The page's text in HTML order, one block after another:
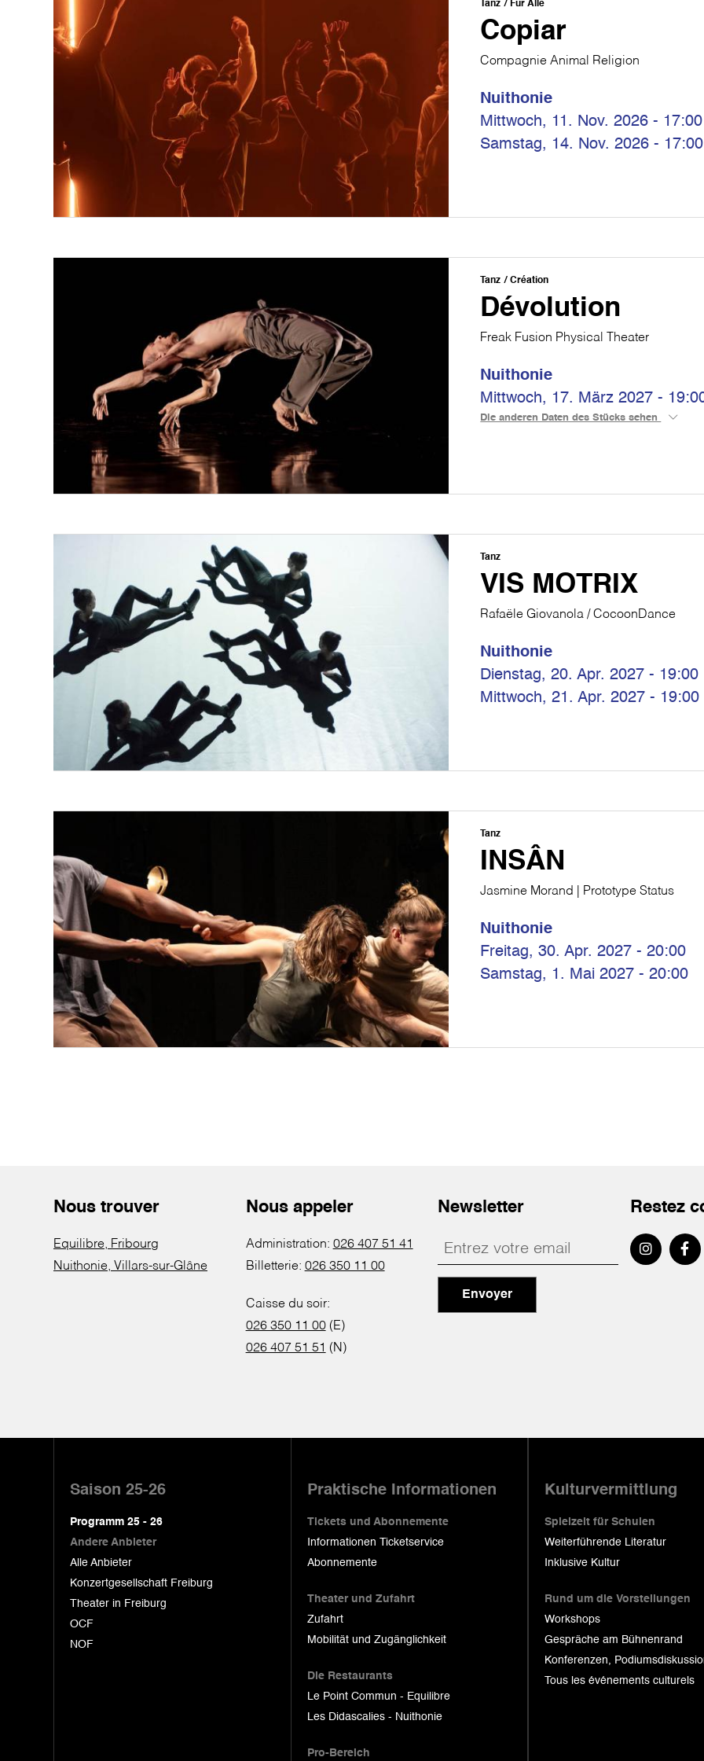
Tanz Für Alle
Copiar
Compagnie Animal Religion
Nuithonie
Mittwoch, 11. Nov. 2026 - 17:00
Samstag, 14. Nov. 2026 - 17:00
Tanz Création
Dévolution
Freak Fusion Physical Theater
Nuithonie
Mittwoch, 17. März 2027 -
Die anderen Daten des Stücks sehen
Tanz
VIS MOTRIX
Rafaële Giovanola / CocoonDance
Nuithonie
Dienstag, 20. Apr. 2027 - 19:00
Mittwoch, 21. Apr. 2027 - 19:00
Tanz
INSÂN
Jasmine Morand | Prototype Status
Nuithonie
Freitag, 30. Apr. 2027 - 20:00
Samstag, 1. Mai 2027 - 20:00
Nous trouver
Equilibre, Fribourg
Nuithonie, Villars-sur-Glâne
Nous appeler
Administration: 026 407 51 41
Billetterie: 026 350 11 00
Caisse du soir:
026 350 11 00(E)
026 407 51 51 (N)
Newsletter
Envoyer
Restez
Saison 25-26
Programm 25 - 26
Andere Anbieter
Alle Anbieter
Konzertgesellschaft Freiburg
Theater in Freiburg
OCF
NOF
Praktische Informationen
Tickets und Abonnemente
Informationen Ticketservice
Abonnemente
Theater und Zufahrt
Zufahrt
Mobilität und Zugänglichkeit
Die Restaurants
Le Point Commun - Equilibre
Les Didascalies - Nuithonie
Pro-Bereich
Kulturvermittlung
Spielzeit für Schulen
Weiterführende Literatur
Inklusive Kultur
Rund um die Vorstellungen
Workshops
Gespräche am Bühnenrand
Konferenzen,
Tous les événements culturels